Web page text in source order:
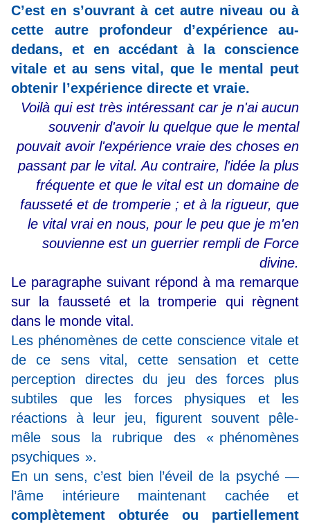
C’est en s’ouvrant à cet autre niveau ou à
cette autre profondeur d’expérience au-
dedans, et en accédant à la conscience
vitale et au sens vital, que le mental peut
obtenir l’expérience directe et vraie.
Voilà qui est très intéressant car je n'ai aucun
souvenir d'avoir lu quelque que le mental
pouvait avoir l'expérience vraie des choses en
passant par le vital. Au contraire, l'idée la plus
fréquente et que le vital est un domaine de
fausseté et de tromperie ; et à la rigueur, que
le vital vrai en nous, pour le peu que je m'en
souvienne est un guerrier rempli de Force
divine.
Le paragraphe suivant répond à ma remarque
sur la fausseté et la tromperie qui règnent
dans le monde vital.
Les phénomènes de cette conscience vitale et
de ce sens vital, cette sensation et cette
perception directes du jeu des forces plus
subtiles que les forces physiques et les
réactions à leur jeu, figurent souvent pêle-
mêle sous la rubrique des « phénomènes
psychiques ».
En un sens, c’est bien l’éveil de la psyché —
l’âme intérieure maintenant cachée et
complètement obturée ou partiellement